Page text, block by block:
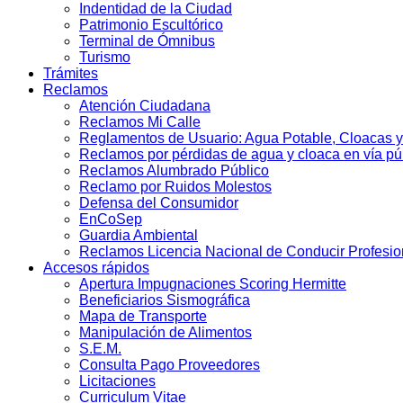
Indentidad de la Ciudad
Patrimonio Escultórico
Terminal de Ómnibus
Turismo
Trámites
Reclamos
Atención Ciudadana
Reclamos Mi Calle
Reglamentos de Usuario: Agua Potable, Cloacas
Reclamos por pérdidas de agua y cloaca en vía
Reclamos Alumbrado Público
Reclamo por Ruidos Molestos
Defensa del Consumidor
EnCoSep
Guardia Ambiental
Reclamos Licencia Nacional de Conducir
Accesos rápidos
Apertura Impugnaciones Scoring Hermitte
Beneficiarios Sismográfica
Mapa de Transporte
Manipulación de Alimentos
S.E.M.
Consulta Pago Proveedores
Licitaciones
Curriculum Vitae